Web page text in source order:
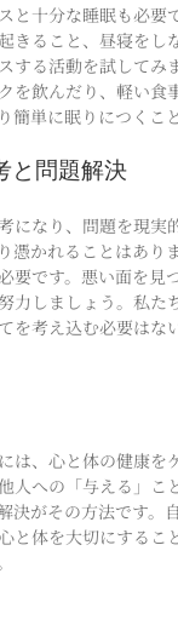
と十分な睡眠も必要
きること、昼寝をし
する活動を試してみ
を飲んだり、軽い食
簡単に眠りにつくこ
と問題解決
になり、問題を現実
憑かれることはあり
要です。悪い面を見
力しましょう。私た
を考え込む必要はな
は、心と体の健康を
人への「与える」こ
決がその方法です。
と体を大切にするこ